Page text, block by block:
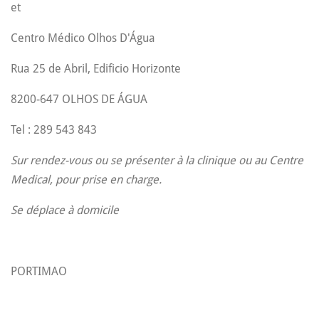
et
Centro Médico Olhos D'Água
Rua 25 de Abril, Edificio Horizonte
8200-647 OLHOS DE ÁGUA
Tel : 289 543 843
Sur rendez-vous ou se présenter à la clinique ou au Centre
Medical, pour prise en charge.
Se déplace à domicile
PORTIMAO